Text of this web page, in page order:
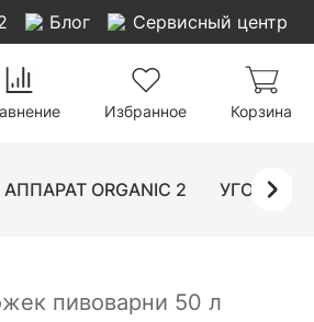
Блог Сервисный центр
Избранное Корзина
ORGANIC 2
пивоварни 50 л
Добавить в корзину